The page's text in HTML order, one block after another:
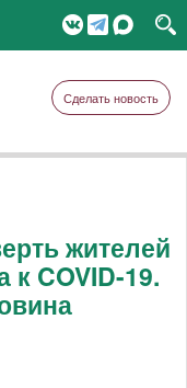
Сделать новость
жителей
COVID-19.